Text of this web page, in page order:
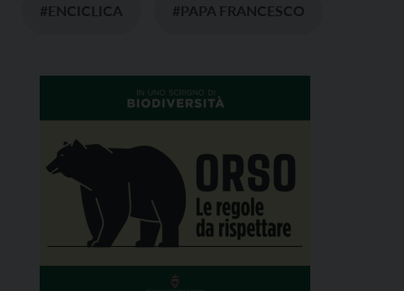
#ENCICLICA #PAPA FRANCESCO